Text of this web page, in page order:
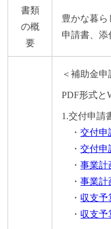
書類
の概
要
豊かな暮
申請書、添
＜補助金申
PDF形式と
1.交付申請
・交付申
・交付申
・事業計
・事業計
・ 収支予
・ 収支予